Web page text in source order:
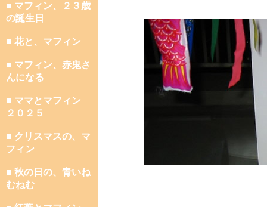
■ マフィン、２３歳
の誕生日
■ 花と、マフィン
■ マフィン、赤鬼さ
んになる
■ ママとマフィン
２０２５
■ クリスマスの、マ
フィン
■ 秋の日の、青いね
むねむ